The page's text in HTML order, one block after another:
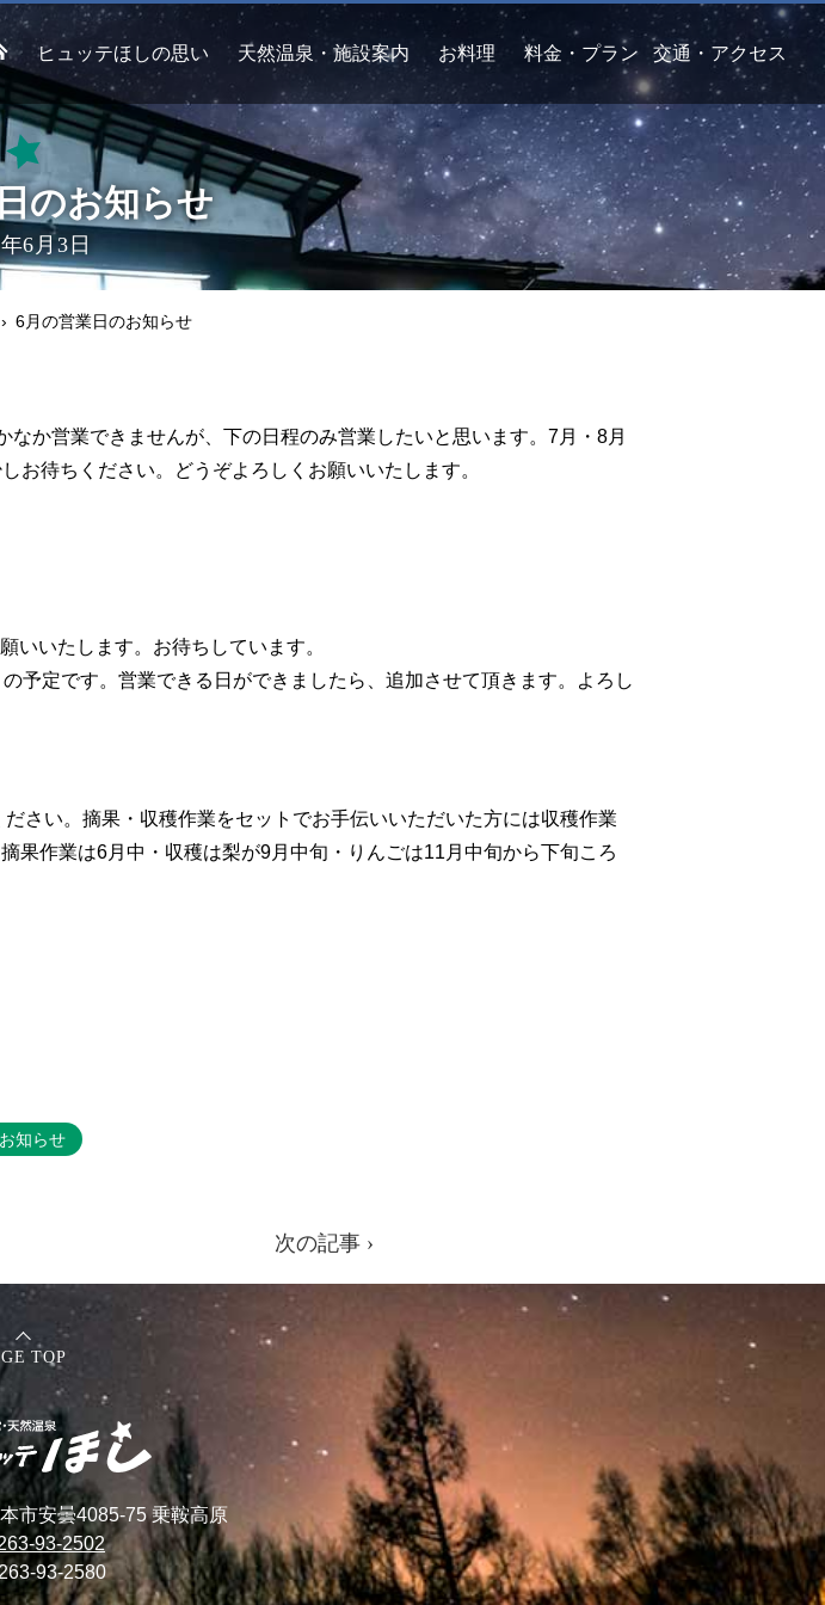
ヒュッテほしの思い 天然温泉・施設案内 お料理 料金・プラン 交通・アクセス
のお知らせ
6月3日
6月の営業日のお知らせ
なか営業できませんが 、下の日程のみ営業したいと思います。7月・8月
お待ちください。どうぞよろしくお願いいたします。
いたします。お待ちしています。
定です。営業できる日ができましたら、追加させて頂きます。よろし
さい。摘果・収穫作業をセットでお手伝いいただいた方には収穫作業
果作業は6月中・収穫は梨が9月中旬・りんごは11月中旬から下旬ころ
お知らせ
次の記事 ›
TOP
市安曇4085-75 乗鞍高原
93-2502
93-2580